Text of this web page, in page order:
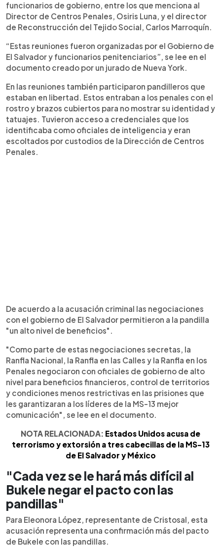
funcionarios de gobierno, entre los que menciona al
Director de Centros Penales, Osiris Luna, y el director
de Reconstrucción del Tejido Social, Carlos Marroquín.
“Estas reuniones fueron organizadas por el Gobierno de
El Salvador y funcionarios penitenciarios”, se lee en el
documento creado por un jurado de Nueva York.
En las reuniones también participaron pandilleros que
estaban en libertad. Estos entraban a los penales con el
rostro y brazos cubiertos para no mostrar su identidad y
tatuajes. Tuvieron acceso a credenciales que los
identificaba como oficiales de inteligencia y eran
escoltados por custodios de la Dirección de Centros
Penales.
De acuerdo a la acusación criminal las negociaciones
con el gobierno de El Salvador permitieron a la pandilla
"un alto nivel de beneficios".
"Como parte de estas negociaciones secretas, la
Ranfla Nacional, la Ranfla en las Calles y la Ranfla en los
Penales negociaron con oficiales de gobierno de alto
nivel para beneficios financieros, control de territorios
y condiciones menos restrictivas en las prisiones que
les garantizaran a los líderes de la MS-13 mejor
comunicación", se lee en el documento.
NOTA RELACIONADA: Estados Unidos acusa de
terrorismo y extorsión a tres cabecillas de la MS-13
de El Salvador y México
"Cada vez se le hará más difícil al
Bukele negar el pacto con las
pandillas"
Para Eleonora López, representante de Cristosal, esta
acusación representa una confirmación más del pacto
de Bukele con las pandillas.